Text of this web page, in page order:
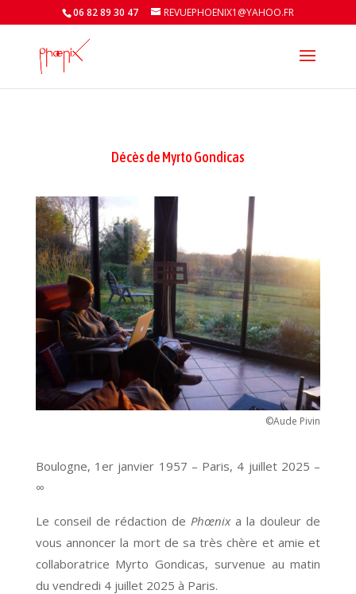
06 82 89 30 47 REVUEPHOENIX1@YAHOO.FR
Décès de Myrto Gondicas
©Aude Pivin
Boulogne, 1er janvier 1957 – Paris, 4 juillet 2025 –
∞
Le conseil de rédaction de Phœnixa la douleur de
vous annoncer la mort de sa très chère et amie et
collaboratrice Myrto Gondicas, survenue au matin
du vendredi 4 juillet 2025 à Paris.